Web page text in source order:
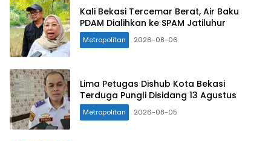
Kali Bekasi Tercemar Berat, Air Baku
PDAM Dialihkan ke SPAM Jatiluhur
Metropolitan 2026-08-06
Lima Petugas Dishub Kota Bekasi
Terduga Pungli Disidang 13 Agustus
Metropolitan 2026-08-05